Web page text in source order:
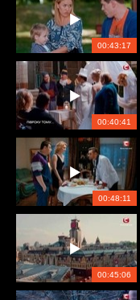
00:43:17
00:40:41
00:48:11
00:45:06